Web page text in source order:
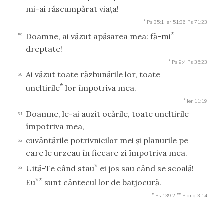
mi-ai răscumpărat viaţa!
* Ps 35:1 Ier 51:36 Ps 71:23
59 Doamne, ai văzut apăsarea mea: fă-mi*
dreptate!
* Ps 9:4 Ps 35:23
60
Ai văzut toate răzbunările lor, toate
uneltirile* lor împotriva mea.
* Ier 11:19
61
Doamne, le-ai auzit ocările, toate uneltirile
împotriva mea,
62
cuvântările potrivnicilor mei şi planurile pe
care le urzeau în fiecare zi împotriva mea.
63 Uită-Te când stau* ei jos sau când se scoală!
Eu** sunt cântecul lor de batjocură.
* Ps 139:2 ** Plang 3:14